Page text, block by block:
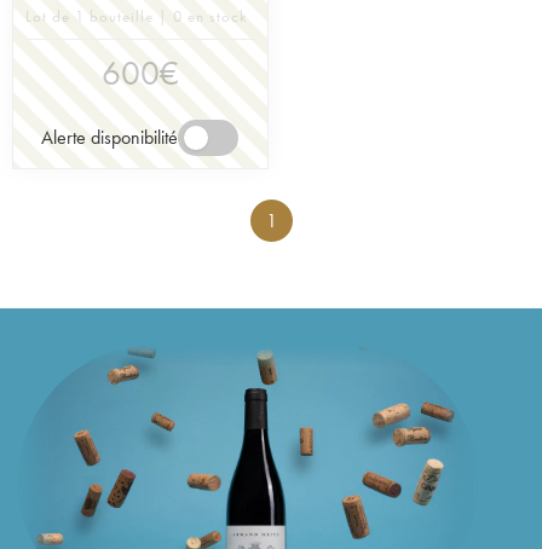
Lot de 1 bouteille | 0 en stock
600€
Alerte disponibilité
1